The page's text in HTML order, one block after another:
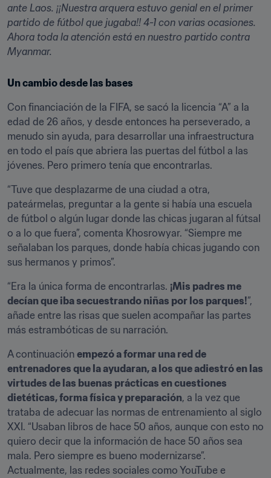
ante Laos. ¡¡Nuestra arquera estuvo genial en el primer
partido de fútbol que jugaba!! 4-1 con varias ocasiones.
Ahora toda la atención está en nuestro partido contra
Myanmar.
Un cambio desde las bases
Con financiación de la FIFA, se sacó la licencia “A” a la
edad de 26 años, y desde entonces ha perseverado, a
menudo sin ayuda, para desarrollar una infraestructura
en todo el país que abriera las puertas del fútbol a las
jóvenes. Pero primero tenía que encontrarlas.
“Tuve que desplazarme de una ciudad a otra,
pateármelas, preguntar a la gente si había una escuela
de fútbol o algún lugar donde las chicas jugaran al fútsal
o a lo que fuera”, comenta Khosrowyar. “Siempre me
señalaban los parques, donde había chicas jugando con
sus hermanos y primos”.
“Era la única forma de encontrarlas. ¡Mis padres me
decían que iba secuestrando niñas por los parques!”,
añade entre las risas que suelen acompañar las partes
más estrambóticas de su narración.
A continuación empezó a formar una red de
entrenadores que la ayudaran, a los que adiestró en las
virtudes de las buenas prácticas en cuestiones
dietéticas, forma física y preparación, a la vez que
trataba de adecuar las normas de entrenamiento al siglo
XXI. “Usaban libros de hace 50 años, aunque con esto no
quiero decir que la información de hace 50 años sea
mala. Pero siempre es bueno modernizarse”.
Actualmente, las redes sociales como YouTube e